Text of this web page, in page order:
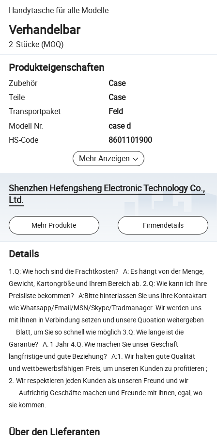
Handytasche für alle Modelle
Verhandelbar
2 Stücke (MOQ)
Produkteigenschaften
Zubehör
Case
Teile
Case
Transportpaket
Feld
Modell Nr.
case d
HS-Code
8601101900
Mehr Anzeigen
Shenzhen Hefengsheng Electronic Technology Co.,
Ltd.
Mehr Produkte Firmendetails
Details
1.Q: Wie hoch sind die Frachtkosten? A: Es hängt von der Menge,
Gewicht, Kartongröße und Ihrem Bereich ab. 2.Q: Wie kann ich Ihre
Preisliste bekommen? A:Bitte hinterlassen Sie uns Ihre Kontaktart
wie Whatsapp/Email/MSN/Skype/Tradmanager. Wir werden uns
mit Ihnen in Verbindung setzen und unsere Quoation weitergeben
Blatt, um Sie so schnell wie möglich 3.Q: Wie lange ist die
Garantie? A: 1 Jahr 4.Q: Wie machen Sie unser Geschäft
langfristige und gute Beziehung? A:1. Wir halten gute Qualität
und wettbewerbsfähigen Preis, um unseren Kunden zu profitieren ;
2. Wir respektieren jeden Kunden als unseren Freund und wir
Aufrichtig Geschäfte machen und Freunde mit ihnen, egal, wo
sie kommen.
Über den Lieferanten